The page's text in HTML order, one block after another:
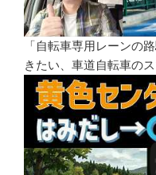
「自転車専用レーンの
きたい、車道自転車の